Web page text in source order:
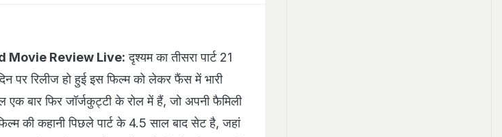
Movie Review Live: दृश्यम का तीसरा पार्ट 21
पर रिलीज हो हुई इस फिल्म को लेकर फैंस में भारी
एक बार फिर जॉर्जकुट्टी के रोल में हैं, जो अपनी फैमिली
की कहानी पिछले पार्ट के 4.5 साल बाद सेट है, जहां